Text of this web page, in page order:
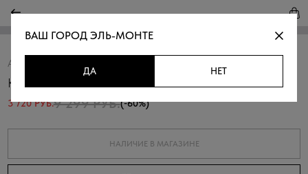
Артикул:
Кардиган ажурный с капюшоном
3 720 РУБ.9 299 РУБ.(-60%)
НАЛИЧИЕ В МАГАЗИНЕ
ВАШ ГОРОДЭЛЬ-МОНТЕ
ДА НЕТ